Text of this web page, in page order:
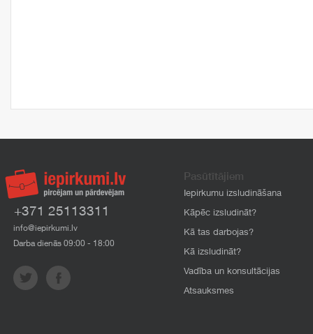
+371 25113311
info@iepirkumi.lv
Darba dienās 09:00 - 18:00
Pasūtītājiem
Iepirkumu izsludināšana
Kāpēc izsludināt?
Kā tas darbojas?
Kā izsludināt?
Vadība un konsultācijas
Atsauksmes